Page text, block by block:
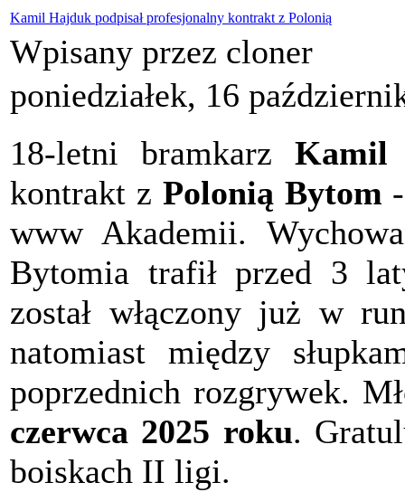
Kamil Hajduk podpisał profesjonalny kontrakt z Polonią
Wpisany przez cloner
poniedziałek, 16
18-letni bramkarz Kamil
kontrakt z Polonią Bytom
www Akademii.
Bytomia trafił przed 3
został włączony już w
natomiast między
poprzednich rozgrywek.
czerwca 2025 roku.
boiskach II ligi.